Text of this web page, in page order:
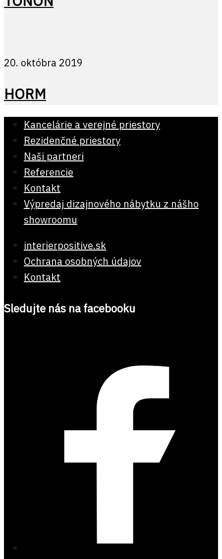
20. októbra 2019
HORM
Kancelárie a verejné priestory
Rezidenčné priestory
Naši partneri
Referencie
Kontakt
Výpredaj dizajnového nábytku z nášho
showroomu
interierpositive.sk
Ochrana osobných údajov
Kontakt
Sledujte nás na facebooku